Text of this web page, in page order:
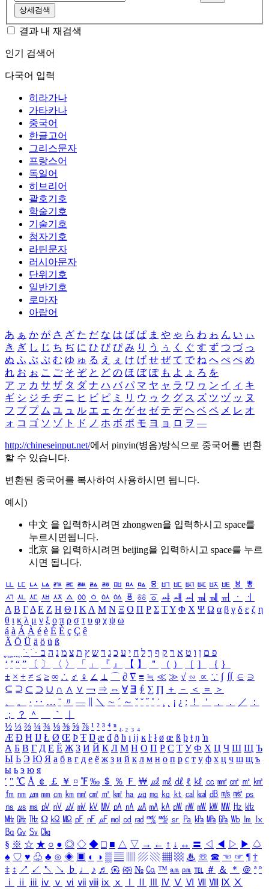
상세검색
결과 내 재검색
인기 검색어
다국어 입력
히라가나
가타카나
중국어
한글고어
그리스문자
프랑스어
독일어
히브리어
괄호기호
학술기호
기술기호
첨자기호
라틴문자
러시아문자
단위기호
일반기호
로마자
아랍어
あ ぁ か が さ ざ た だ な は ば ぱ ま や ゃ ら わ ゎ ん い ぃ
き ぎ し じ ち ぢ に ひ び ぴ み り う ぅ く ぐ す ず つ づ っ
ぬ ふ ぶ ぷ む ゆ ゅ る え ぇ け げ せ ぜ て で ね へ べ ぺ め
れ お ぉ こ ご そ ぞ と ど の ほ ぼ ぽ も よ ょ ろ を
ア ァ カ サ ザ タ ダ ナ ハ バ パ マ ヤ ャ ラ ワ ヮ ン イ ィ キ
ギ シ ジ チ ヂ ニ ヒ ビ ピ ミ リ ウ ゥ ク グ ス ズ ツ ヅ ッ ヌ
フ ブ プ ム ユ ュ ル エ ェ ケ ゲ セ ゼ テ デ ヘ ベ ペ メ レ オ
ォ コ ゴ ソ ゾ ト ド ノ ホ ボ ポ モ ヨ ョ ロ ヲ ―
http://chineseinput.net/에서 pinyin(병음)방식으로 중국어를 변환
할 수 있습니다.
변환된 중국어를 복사하여 사용하시면 됩니다.
예시)
中文 을 입력하시려면 zhongwen을 입력하시고 space를
누르시면됩니다.
北京 을 입력하시려면 beijing을 입력하시고 space를 누르
시면 됩니다.
ㅥ ㅦ ㅧ ㅨ ㅩ ㅪ ㅫ ㅬ ㅭ ㅮ ㅯ ㅰ ㅱ ㅲ ㅳ ㅴ ㅵ ㅶ ㅷ ㅸ
ㅹ
ㅺ ㅻ ㅼ ㅽ ㅾ ㅿ ㆀ ㆁ ㆂ ㆃ ㆄ ㆅ ㆆ ㆇ ㆈ ㆉ ㆊ ㆋ ㆌ ㆍ
ㆎ
Α Β ΓΔ Ε Ζ Η Θ Ι ΚΛ Μ Ν Ξ Ο Π Ρ Σ ΤΥ Φ Χ Ψ Ω α β γ δ ε ζ η
θ ι κ λ μ ν ξ ο π ρ σ τ υ φ χ ψ ω
á à Á À é è É È ç Ç ê
Ä Ö Ü ä ö ü ß
ִֶֹ ֻּ ׁׂ פ ם ן ו ט א ר ק ף ך ל ח י ע כ ג ד ש ץ ת צ מ נ ה ב
‘ ’ “ ” 〔 〕 〈 〉 「 」 『 』 【 】 ＂ （ ） ［ ］ ｛ ｝
± × ÷ ≠ ≤ ≥ ∞ ∴ ♂ ♀ ∠ ⊥ ⌒ ∂ ∇ ≡ ≒ ≪ ≫ √ ∽ ∝ ∵ ∫ ∬ ∈ ∋
⊆ ⊇ ⊂ ⊃ ∪ ∩ ∧ ∨ ￢ ⇒ ⇔ ∀ ∃ ∮ ∑ ∏ ＋ － ＜ ＝
＞
、
。 · ‥ … ¨ 〃 ― ＼ ∼ ´ ～ ˇ ˘ ˝ ˚ ˙ ¸ ¡ ¿ ː ！ ＇ ， ． ／
：
；
？ ＾ ｀
½ ⅓ ⅔ ¼ ¾ ⅛ ⅜ ⅝ ⅞ ¹ ² ³ ⁴ ⁿ ₁ ₂ ₃ ₄
Æ Ð Ħ Ĳ Ł Ø Œ Þ Ŧ Ŋ æ đ ð ħ ı ĳ ĸ ŀ ł ø œ ß þ ŧ ŋ ŉ
А Б В Г Д Е Ё Ж З И Й К Л М Н О П Р С Т У Ф Х Ц Ч Ш Щ Ъ
Ы Ь Э Ю Я а б в г д е ё ж з и й к л м н о п р с т у ф х ц ч ш щ ъ
ы ь э ю я
′ ″ ℃ Å ￠ ￡ ￥ ¤ ℉ ‰ ＄ ％ Ｆ ￦ ㎕ ㎖ ㎗ ℓ ㎘ ㏄ ㎣ ㎤ ㎥ ㎦
㎙ ㎚ ㎛ ㎜ ㎝ ㎞ ㎟ ㎠ ㎡ ㎢ ㏊ ㎍ ㎎ ㎏ ㏏ ㎈ ㎉ ㏈ ㎧ ㎨ ㎰
㎱ ㎲ ㎳ ㎴ ㎵ ㎶ ㎷ ㎸ ㎹ ㎀ ㎁ ㎂ ㎃ ㎄ ㎺ ㎻ ㎽ ㎾ ㎿ ㎐ ㎑
㎒ ㎓ ㎔ Ω ㏀ ㏁ ㎊ ㎋ ㎌ ㏖ ㏅ ㎭ ㎮ ㎯ ㏛ ㎩ ㎪ ㎫ ㎬ ㏝ ㏐
㏓
㏃ ㏉ ㏜ ㏆
§ ※ ☆ ★ ○ ● ◎ ◇ ◆ □ ■ △ ▽ → ← ↑ ↓ ↔ 〓 ◁ ◀ ▷ ▶ ♤
♠ ♡ ♥ ♧ ♣ ⊙ ◈ ▣ ◐ ◑ ▒ ▤ ▨ ▧ ▦ ▩ ♨ ☏ ☎ ☜ ☞ ¶ †
‡ ↕ ↗ ↙ ↖ ↘ ♭ ♩ ♪ ♬ ㉿ ㈜ № ㏇ ™ ㏂ ㏘ ℡ ＃ ＆ ＊ ＠ ª º
ⅰ
ⅱ ⅲ ⅳ ⅴ ⅵ ⅶ ⅷ ⅸ ⅹ Ⅳ Ⅴ Ⅵ Ⅶ Ⅷ Ⅸ Ⅹ